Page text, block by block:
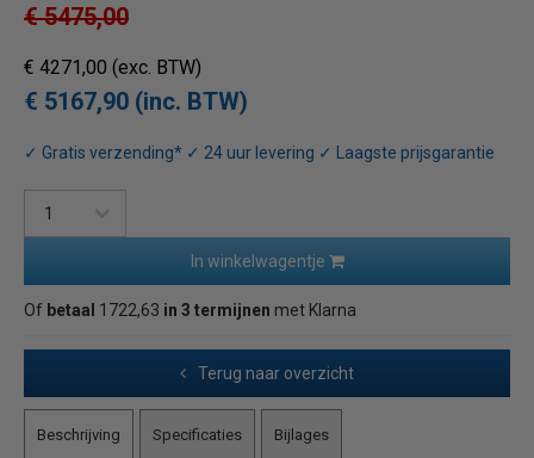
€ 5475,00
€ 4271,00 (exc. BTW)
€ 5167,90 (inc. BTW)
✓ Gratis verzending* ✓ 24 uur levering ✓ Laagste prijsgarantie
In winkelwagentje
Of betaal 1722,63 in 3 termijnen met Klarna
Terug naar overzicht
Beschrijving Specificaties Bijlages